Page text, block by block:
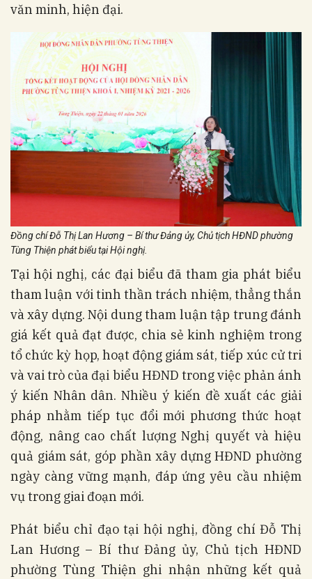
văn minh, hiện đại.
Đồng chí Đỗ Thị Lan Hương – Bí thư Đảng ủy, Chủ tịch HĐND phường
Tùng Thiện phát biểu tại Hội nghị.
Tại hội nghị, các đại biểu đã tham gia phát biểu
tham luận với tinh thần trách nhiệm, thẳng thắn
và xây dựng. Nội dung tham luận tập trung đánh
giá kết quả đạt được, chia sẻ kinh nghiệm trong
tổ chức kỳ họp, hoạt động giám sát, tiếp xúc cử tri
và vai trò của đại biểu HĐND trong việc phản ánh
ý kiến Nhân dân. Nhiều ý kiến đề xuất các giải
pháp nhằm tiếp tục đổi mới phương thức hoạt
động, nâng cao chất lượng Nghị quyết và hiệu
quả giám sát, góp phần xây dựng HĐND phường
ngày càng vững mạnh, đáp ứng yêu cầu nhiệm
vụ trong giai đoạn mới.
Phát biểu chỉ đạo tại hội nghị, đồng chí Đỗ Thị
Lan Hương – Bí thư Đảng ủy, Chủ tịch HĐND
phường Tùng Thiện ghi nhận những kết quả